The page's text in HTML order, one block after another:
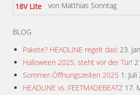
Bewertet
mit5von 5
von Matthias Sonntag
BLOG
Pakete? HEADLINE regelt das! 23.
Halloween 2025, steht vor der Tür!
Sommer-Öffnungszeiten 2025 1.
HEADLINE vs. FEETMADEBEATZ 17.